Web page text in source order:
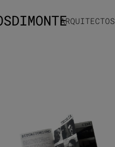
ARQUITECTOS